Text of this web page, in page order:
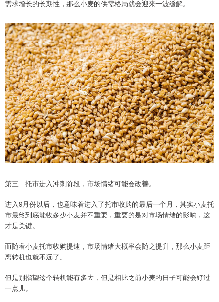
需求增长的长期性，那么小麦的供需格局就会迎来一波缓解。
第三，托市进入冲刺阶段，市场情绪可能会改善。
进入9月份以后，也意味着进入了托市收购的最后一个月，其实小麦托
市最终到底能收多少小麦并不重要，重要的是对市场情绪的影响，这
才是关键。
而随着小麦托市收购提速，市场情绪大概率会随之提升，那么小麦距
离转机也就不远了。
但是别指望这个转机能有多大，但是相比之前小麦的日子可能会好过
一点儿。